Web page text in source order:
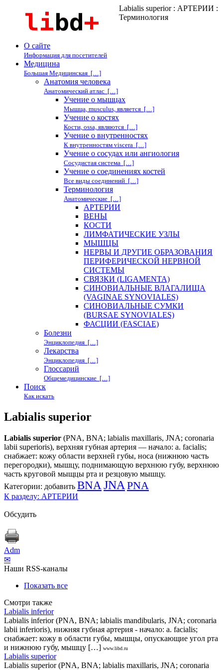
Labialis superior : АРТЕРИИ :
Терминология
О сайте
Информация для посетителей
Медицина
Большая Медицинская […]
Анатомия человека
Анатомический атлас […]
Учение о мышцах
Мышца, musculus, является […]
Учение о костях
Кости, ossa, являются […]
Учение о внутренностях
К внутренностям viscera […]
Учение о сосудах или ангиология
Сосудистая система […]
Учение о соединениях костей
Все виды соединений […]
Терминология
Анатомические […]
АРТЕРИИ
ВЕНЫ
КОСТИ
ЛИМФАТИЧЕСКИЕ УЗЛЫ
МЫШЦЫ
НЕРВЫ И ДРУГИЕ ОБРАЗОВАНИЯ
ПЕРИФЕРИЧЕСКОЙ НЕРВНОЙ
СИСТЕМЫ
СВЯЗКИ (LIGAMENTA)
СИНОВИАЛЬНЫЕ ВЛАГАЛИЩА
(VAGINAE SYNOVIALES)
СИНОВИАЛЬНЫЕ СУМКИ
(BURSAE SYNOVIALES)
ФАСЦИИ (FASCIAE)
Болезни
Энциклопедия […]
Лекарства
Энциклопедия […]
Глоссарий
Общемедицинские […]
Поиск
Как искать
Labialis superior
Labialis superior (PNA, BNA; labialis maxillaris, JNA; coronaria
labii superioris), верхняя губная артерия — начало: a. facialis;
снабжает: кожу области верхней губы, носа (нижнюю часть
перегородки), мышцу, поднимающую верхнюю губу, верхнюю
часть круговой мыщцы рта и резцовую мышцу.
Категории: добавить BNA JNA PNA
К разделу: АРТЕРИИ
Обсудить
Adm
✉
Наши RSS-каналы
Показать все
Смотри также
Labialis inferior
Labialis inferior (PNA, BNA; labialis mandibularis, JNA; coronaria
labii inferioris), нижняя губная артерия - начало: a. facialis;
снабжает: кожу в области губы, мышцы, опускающие угол рта
и нижнюю губу, мышцу […] www.libd.ru
Labialis superior
Labialis superior (PNA, BNA; labialis maxillaris, JNA; coronaria